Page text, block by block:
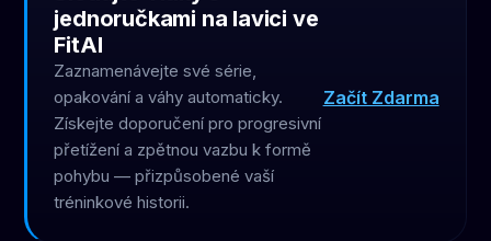
jednoručkami na lavici ve
FitAI
Zaznamenávejte své série,
opakování a váhy automaticky.
Získejte doporučení pro progresivní
přetížení a zpětnou vazbu k formě
pohybu — přizpůsobené vaší
tréninkové historii.
Začít Zdarma